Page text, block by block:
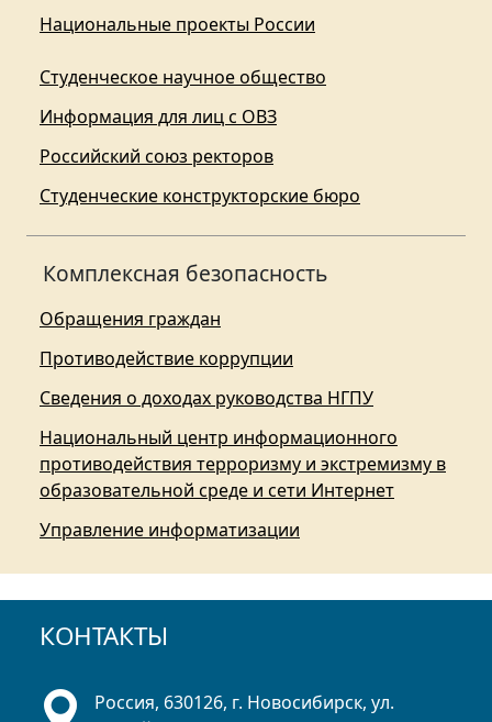
Национальные проекты России
Студенческое научное общество
Информация для лиц с ОВЗ
Российский союз ректоров
Студенческие конструкторские бюро
Комплексная безопасность
Обращения граждан
Противодействие коррупции
Сведения о доходах руководства НГПУ
Национальный центр информационного
противодействия терроризму и экстремизму в
образовательной среде и сети Интернет
Управление информатизации
КОНТАКТЫ
Россия, 630126, г. Новосибирск, ул.